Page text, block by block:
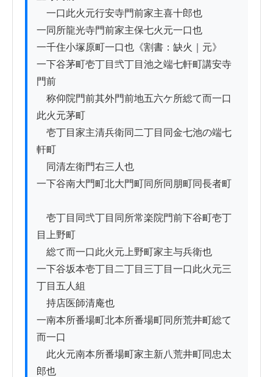
一口此火元行安寺門前家主喜十郎也
一同所龍光寺門前家主保七火元一口也
一千住小塚原町一口也《割書：缺火｜元》
一下谷茅町壱丁目弐丁目池之端七軒町講安寺
門前
称仰院門前其外門前地五六ケ所総て而一口
此火元茅町
壱丁目家主清兵衛同二丁目同金七池の端七
軒町
同清左衛門右三人也
一下谷南大門町北大門町同所同朋町同長者町
壱丁目同弐丁目同所常楽院門前下谷町壱丁
目上野町
総て而一口此火元上野町家主与兵衛也
一下谷坂本壱丁目二丁目三丁目一口此火元三
丁目五人組
持店医師清庵也
一南本所番場町北本所番場町同所荒井町総て
而一口
此火元南本所番場町家主新八荒井町同忠太
郎也